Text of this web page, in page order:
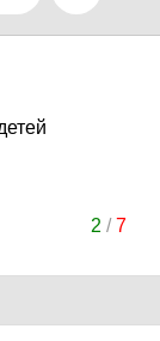
2 /7